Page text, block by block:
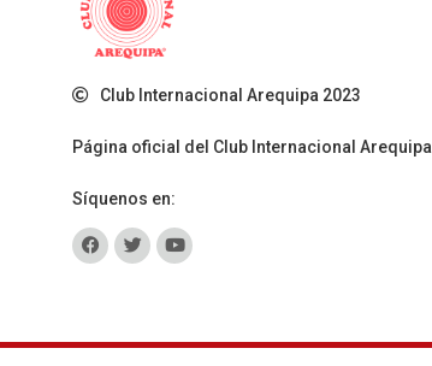
Club Internacional Arequipa 2023
Página oficial del Club Internacional Arequipa
Síquenos en: